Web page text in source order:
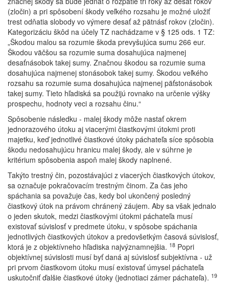
(zločin) a pri spôsobení škody veľkého rozsahu je možné uložiť
trest odňatia slobody vo výmere desať až pätnásť rokov (zločin).
Kategorizáciu škôd na účely TZ nachádzame v § 125 ods. 1 TZ:
„Škodou malou sa rozumie škoda prevyšujúca sumu 266 eur.
Škodou väčšou sa rozumie suma dosahujúca najmenej
desaťnásobok takej sumy. Značnou škodou sa rozumie suma
dosahujúca najmenej stonásobok takej sumy. Škodou veľkého
rozsahu sa rozumie suma dosahujúca najmenej päťstonásobok
takej sumy. Tieto hľadiská sa použijú rovnako na určenie výšky
prospechu, hodnoty veci a rozsahu činu.“
Spôsobenie následku - malej škody môže nastať okrem
jednorazového útoku aj viacerými čiastkovými útokmi proti
majetku, keď jednotlivé čiastkové útoky páchateľa síce spôsobia
škodu nedosahujúcu hranicu malej škody, ale v súhrne je
kritérium spôsobenia aspoň malej škody naplnené.
Takýto trestný čin, pozostávajúci z viacerých čiastkových útokov,
sa označuje pokračovacím trestným činom. Za čas jeho
spáchania sa považuje čas, kedy bol ukončený posledný
čiastkový útok na právom chránený záujem. Aby sa však jednalo
o jeden skutok, medzi čiastkovými útokmi páchateľa musí
existovať súvislosť v predmete útoku, v spôsobe spáchania
jednotlivých čiastkových útokov a predovšetkým časová súvislosť,
ktorá je z objektívneho hľadiska najvýznamnejšia. 18 Popri
objektívnej súvislosti musí byť daná aj súvislosť subjektívna - už
pri prvom čiastkovom útoku musí existovať úmysel páchateľa
uskutočniť ďalšie čiastkové útoky (jednotiaci zámer páchateľa). 19